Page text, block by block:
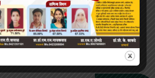
कट्टा विद्यार्थी संसद गठीत
2026